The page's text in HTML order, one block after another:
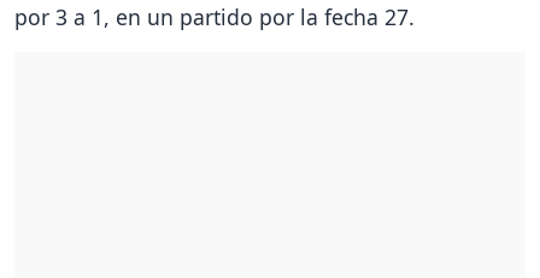
por 3 a 1, en un partido por la fecha 27.